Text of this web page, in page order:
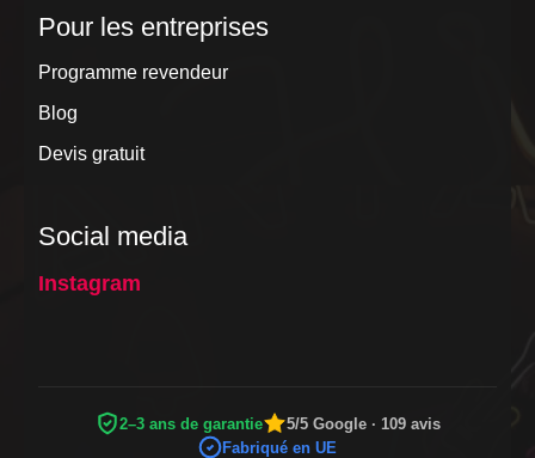
Pour les entreprises
Programme revendeur
Blog
Devis gratuit
Social media
Instagram
2–3 ans de garantie
5/5 Google · 109 avis
Fabriqué en UE